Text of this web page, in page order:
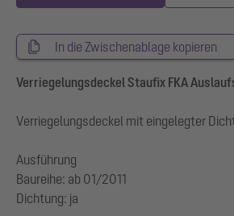
In die Zwischenablage kopieren
Verriegelungsdeckel Staufix FKA
Verriegelungsdeckel mit eingelegter
Ausführung
Baureihe: ab 01/2011
Dichtung: ja